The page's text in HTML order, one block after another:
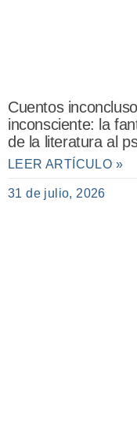
Cuentos
inconsciente: la
de la literatura al
LEER ARTÍCULO »
31 de julio, 2026